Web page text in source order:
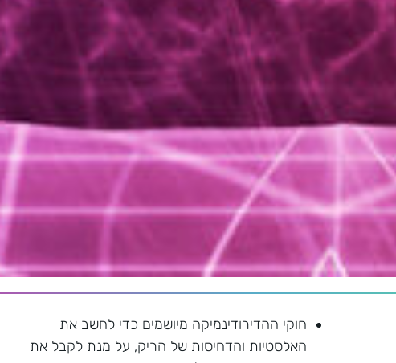
חוקי ההדירודינמיקה מיושמים כדי לחשב את
האלסטיות והדחיסות של הריק, על מנת לקבל את